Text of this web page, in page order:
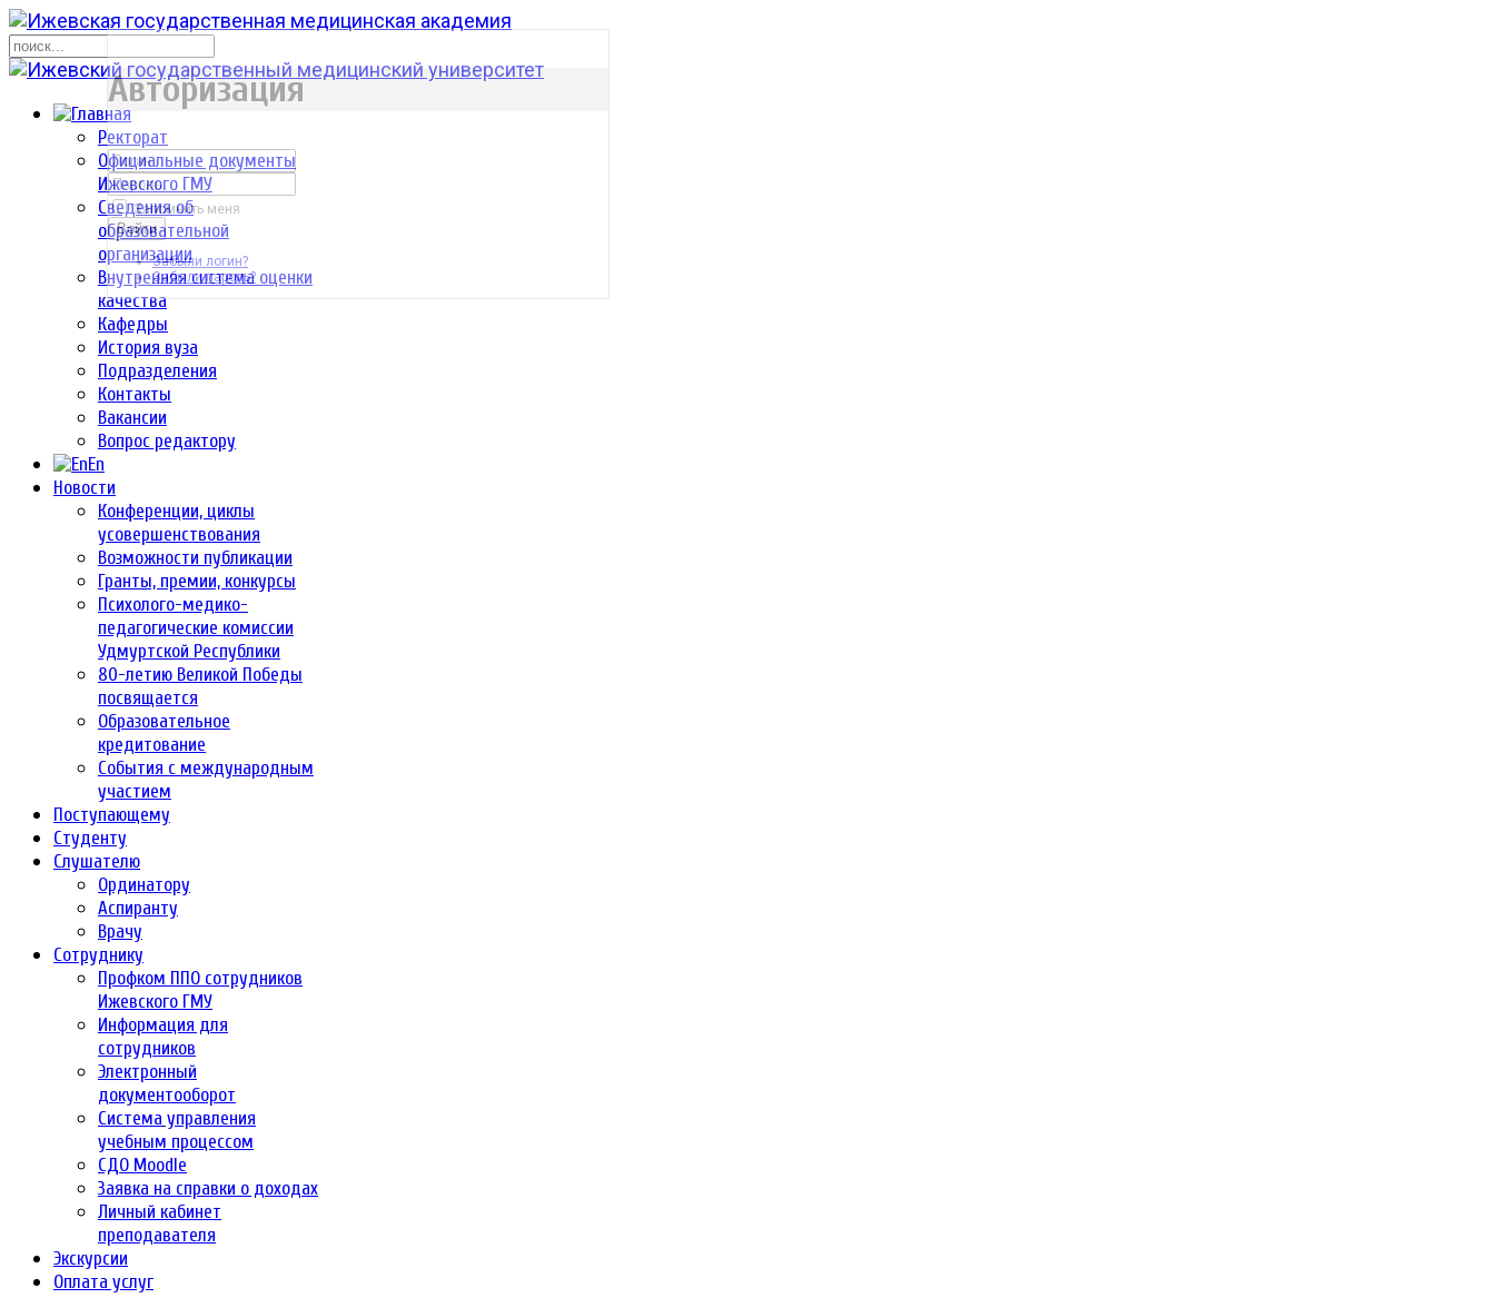
Ректорат
Официальные документы
Ижевского ГМУ
Сведения об
образовательной
организации
Внутренняя система оценки
качества
Кафедры
История вуза
Подразделения
Контакты
Вакансии
Вопрос редактору
En
Новости
Конференции, циклы
усовершенствования
Возможности публикации
Гранты, премии, конкурсы
Психолого-медико-
педагогические комиссии
Удмуртской Республики
80-летию Великой Победы
посвящается
Образовательное
кредитование
События с международным
участием
Поступающему
Студенту
Слушателю
Ординатору
Аспиранту
Врачу
Сотруднику
Профком ППО сотрудников
Ижевского ГМУ
Информация для
сотрудников
Электронный
документооборот
Система управления
учебным процессом
СДО Moodle
Заявка на справки о доходах
Личный кабинет
преподавателя
Экскурсии
Оплата услуг
р
Авторизация
Запомнить меня
Войти
Забыли логин?
Забыли пароль?